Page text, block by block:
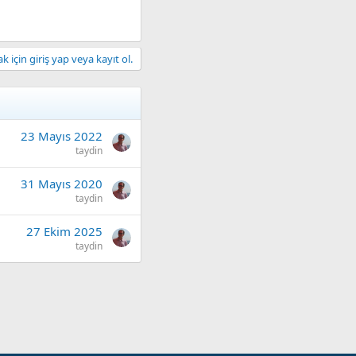
için giriş yap veya kayıt ol.
23 Mayıs 2022
taydin
31 Mayıs 2020
taydin
27 Ekim 2025
taydin